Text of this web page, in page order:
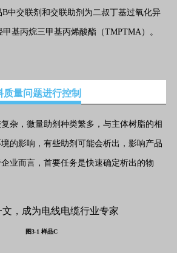
B中交联剂和交联助剂为二叔丁基过氧化异
基丙烷三甲基丙烯酸酯（TMPTMA）。
量问题进行控制
杂，微量助剂种类繁多，与主体树脂的相
的影响，有些助剂可能会析出，影响产品
业而言，首要任务是快速确定析出的物
图3-1 样品C